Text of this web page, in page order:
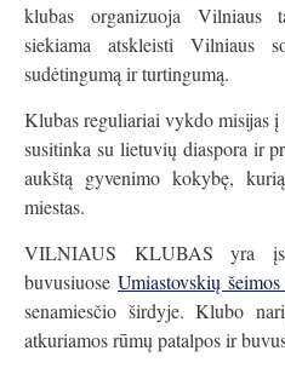
klubas organizuoja Vilniaus
siekiama atskleisti Vilniaus
sudėtingumą ir turtingumą.
Klubas reguliariai vykdo misijas
susitinka su lietuvių diaspora ir
aukštą gyvenimo kokybę,
miestas.
VILNIAUS KLUBAS yra
buvusiuose Umiastovskių
senamiesčio širdyje. Klubo
atkuriamos rūmų patalpos ir